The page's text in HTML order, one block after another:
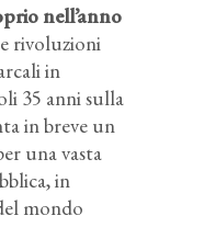
nell’anno
rivoluzioni
in
35 anni sulla
in breve un
una vasta
in
mondo